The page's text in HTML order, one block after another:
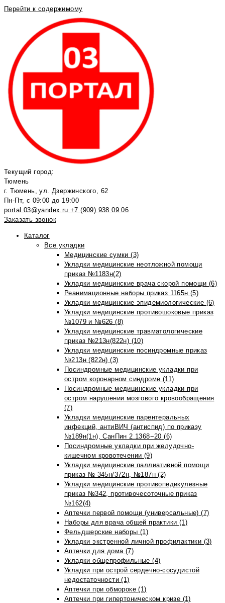
Перейти к содержимому
Текущий город:
Тюмень
г. Тюмень, ул. Дзержинского, 62
Пн-Пт, с 09:00 до 19:00
portal.03@yandex.ru +7 (909) 938 09 06
Заказать звонок
Каталог
Все укладки
Медицинские сумки (3)
Укладки медицинские неотложной помощи
приказ №1183н(2)
Укладки медицинские врача скорой помощи (6)
Реанимационные наборы приказ 1165н (5)
Укладки медицинские эпидемиологические (6)
Укладки медицинские противошоковые приказ
№1079 и №626 (8)
Укладки медицинские травматологические
приказ №213н(822н) (10)
Укладки медицинские посиндромные приказ
№213н (822н) (3)
Посиндромные медицинские укладки при
остром коронарном синдроме (11)
Посиндромные медицинские укладки при
остром нарушении мозгового кровообращения
(7)
Укладки медицинские парентеральных
инфекций, антиВИЧ (антиспид) по приказу
№189н(1н), СанПин 2.1368−20 (6)
Посиндромные укладки при желудочно-
кишечном кровотечении (9)
Укладки медицинские паллиативной помощи
приказ № 345н/372н, №187н (2)
Укладки медицинские противопедикулезные
приказ №342, противочесоточные приказ
№162(4)
Аптечки первой помощи (универсальные) (7)
Наборы для врача общей практики (1)
Фельдшерские наборы (1)
Укладки экстренной личной профилактики (3)
Аптечки для дома (7)
Укладки общепрофильные (4)
Укладки при острой сердечно-сосудистой
недостаточности (1)
Аптечки при обмороке (1)
Аптечки при гипертоническом кризе (1)